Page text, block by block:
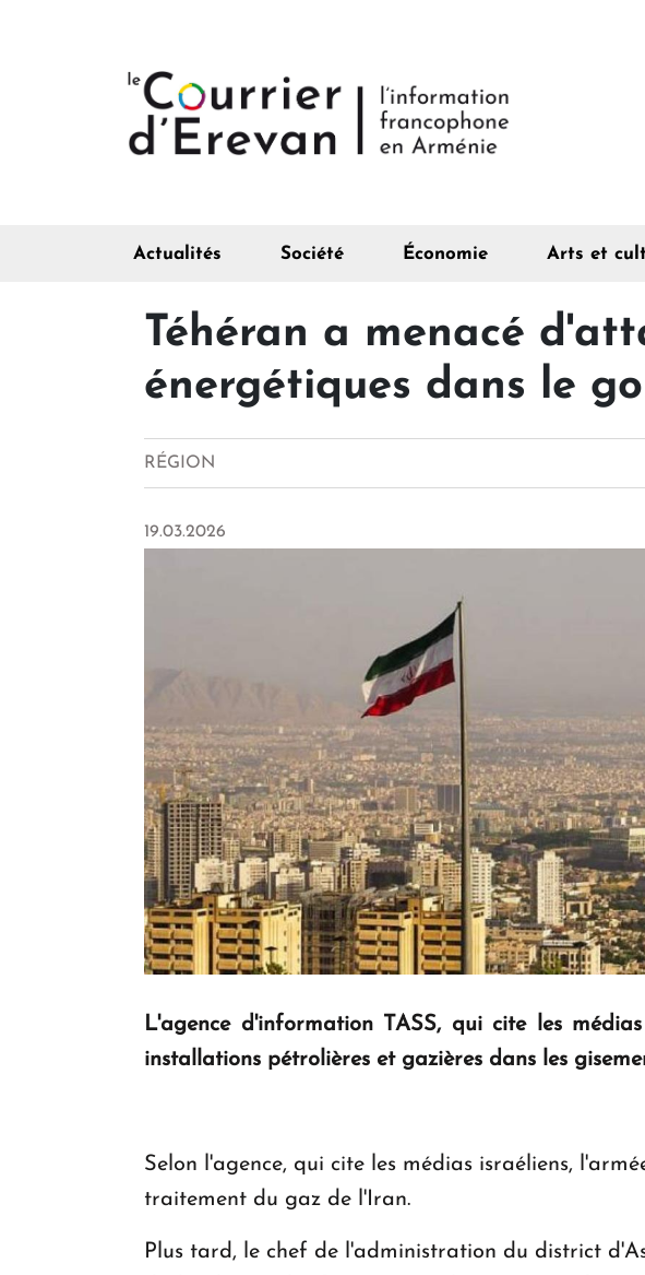
Actualités Société Économie Arts et
Téhéran a menacé
énergétiques dans le
RÉGION
19.03.2026
L'agence d'information TASS, qui cite les
installations pétrolières et gazières dans les
Selon l'agence, qui cite les médias israéliens,
traitement du gaz de l'Iran.
Plus tard, le chef de l'administration du district